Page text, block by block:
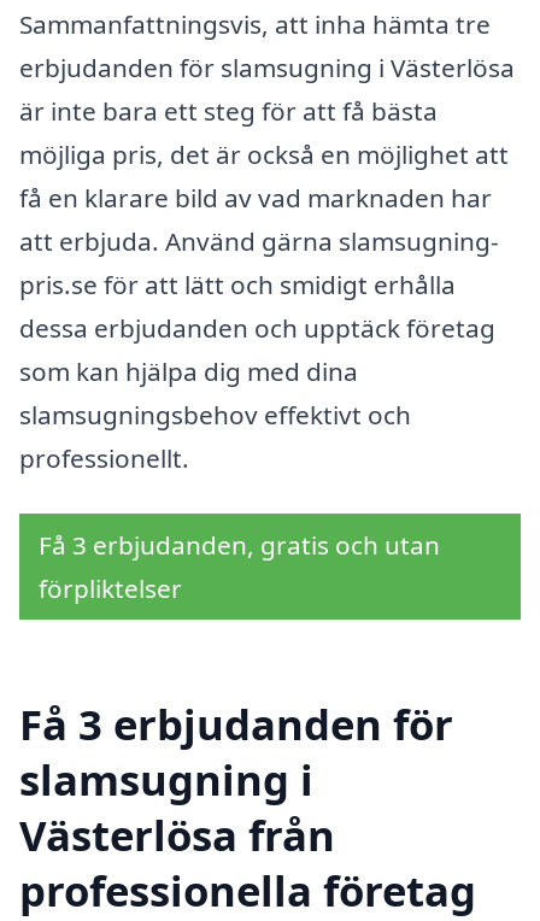
Sammanfattningsvis, att inha hämta tre
erbjudanden för slamsugning i Västerlösa
är inte bara ett steg för att få bästa
möjliga pris, det är också en möjlighet att
få en klarare bild av vad marknaden har
att erbjuda. Använd gärna slamsugning-
pris.se för att lätt och smidigt erhålla
dessa erbjudanden och upptäck företag
som kan hjälpa dig med dina
slamsugningsbehov effektivt och
professionellt.
Få 3 erbjudanden, gratis och utan
förpliktelser
Få 3 erbjudanden för
slamsugning i
Västerlösa från
professionella företag